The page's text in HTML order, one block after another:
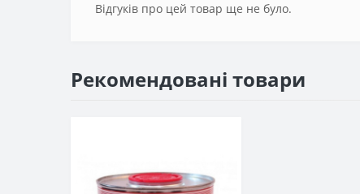
Відгуків про цей товар ще не було.
Рекомендовані товари